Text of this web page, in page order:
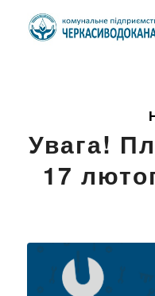
Увага!
17